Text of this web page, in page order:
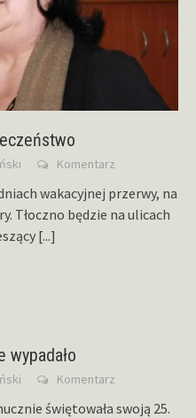
Komentarz
wakacyjnej przerwy, na
Tłoczno będzie na ulicach
[...]
wypadało
Komentarz
świętowała swoją 25.